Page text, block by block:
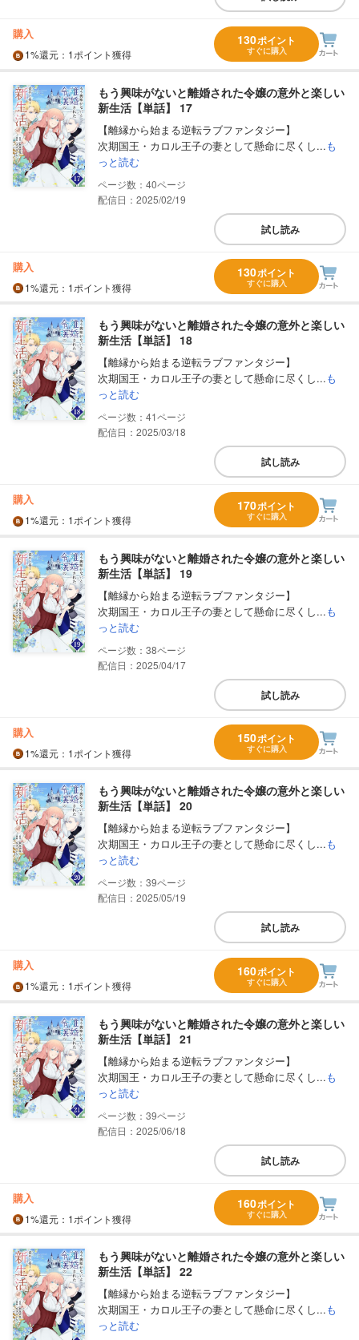
購入
1%還元 ：1ポイント獲得
130ポイント
すぐに購入
もう興味がないと離婚された令嬢の意外と楽しい
新生活【単話】 17
【離縁から始まる逆転ラブファンタジー】
次期国王・カロル王子の妻として懸命に尽くし...も
っと読む
40
配信日：2025/02/19
試し読み
購入
1%還元 ：1ポイント獲得
130ポイント
すぐに購入
もう興味がないと離婚された令嬢の意外と楽しい
新生活【単話】 18
【離縁から始まる逆転ラブファンタジー】
次期国王・カロル王子の妻として懸命に尽くし...も
っと読む
41
配信日：2025/03/18
試し読み
購入
1%還元 ：1ポイント獲得
170ポイント
すぐに購入
もう興味がないと離婚された令嬢の意外と楽しい
新生活【単話】 19
【離縁から始まる逆転ラブファンタジー】
次期国王・カロル王子の妻として懸命に尽くし...も
っと読む
38
配信日：2025/04/17
試し読み
購入
1%還元 ：1ポイント獲得
150ポイント
すぐに購入
もう興味がないと離婚された令嬢の意外と楽しい
新生活【単話】 20
【離縁から始まる逆転ラブファンタジー】
次期国王・カロル王子の妻として懸命に尽くし...も
っと読む
39
配信日：2025/05/19
試し読み
購入
1%還元 ：1ポイント獲得
160ポイント
すぐに購入
もう興味がないと離婚された令嬢の意外と楽しい
新生活【単話】 21
【離縁から始まる逆転ラブファンタジー】
次期国王・カロル王子の妻として懸命に尽くし...も
っと読む
39
配信日：2025/06/18
試し読み
購入
1%還元 ：1ポイント獲得
160ポイント
すぐに購入
もう興味がないと離婚された令嬢の意外と楽しい
新生活【単話】 22
【離縁から始まる逆転ラブファンタジー】
次期国王・カロル王子の妻として懸命に尽くし...も
っと読む